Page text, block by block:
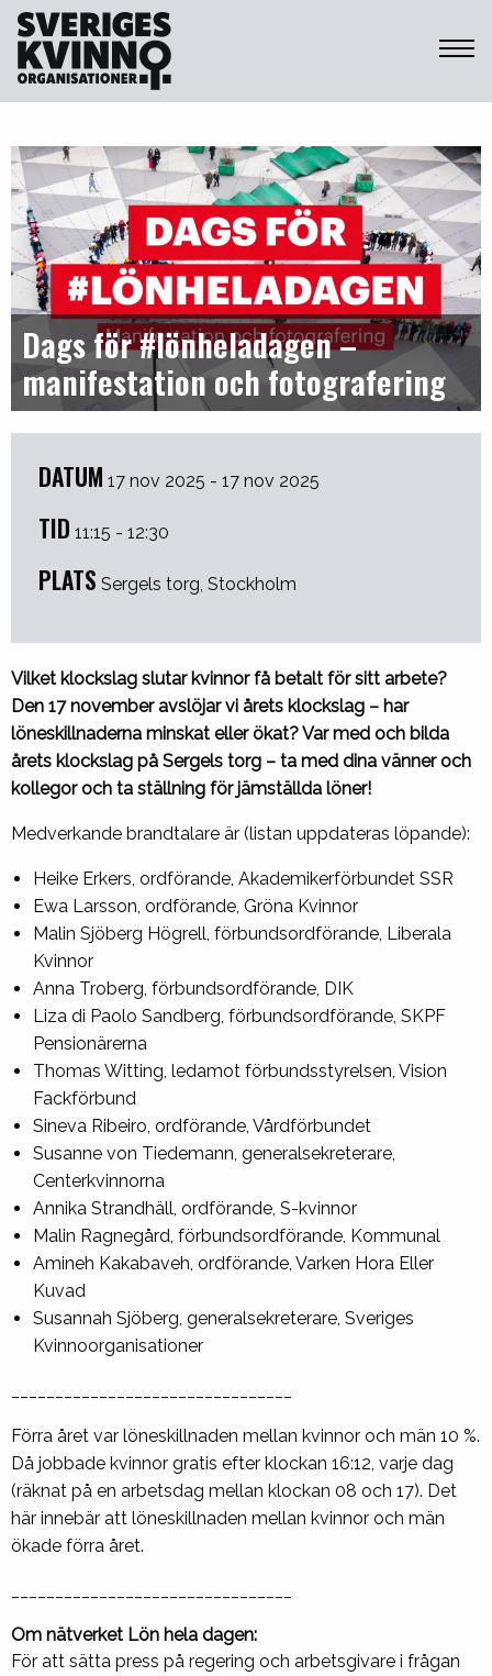
Sveriges Kvinnoorganisationer
Dags för #lönheladagen –
manifestation och fotografering
DATUM 17 nov 2025 - 17 nov 2025
TID 11:15 - 12:30
PLATS Sergels torg, Stockholm
Vilket klockslag slutar kvinnor få betalt för sitt arbete?
Den 17 november avslöjar vi årets klockslag – har
löneskillnaderna minskat eller ökat?Var med och bilda
årets klockslag på Sergels torg – ta med dina vänner och
kollegor och ta ställning för jämställda löner!
Medverkande brandtalare är (listan uppdateras löpande):
Heike Erkers, ordförande, Akademikerförbundet SSR
Ewa Larsson, ordförande, Gröna Kvinnor
Malin Sjöberg Högrell, förbundsordförande, Liberala
Kvinnor
Anna Troberg, förbundsordförande, DIK
Liza di Paolo Sandberg, förbundsordförande, SKPF
Pensionärerna
Thomas Witting, ledamot förbundsstyrelsen, Vision
Fackförbund
Sineva Ribeiro, ordförande, Vårdförbundet
Susanne von Tiedemann, generalsekreterare,
Centerkvinnorna
Annika Strandhäll, ordförande, S-kvinnor
Malin Ragnegård, förbundsordförande, Kommunal
Amineh Kakabaveh, ordförande, Varken Hora Eller
Kuvad
Susannah Sjöberg, generalsekreterare, Sveriges
Kvinnoorganisationer
Förra året var löneskillnaden mellan kvinnor och män 10 %.
Då jobbade kvinnor gratis efter klockan 16:12, varje dag
(räknat på en arbetsdag mellan klockan 08 och 17). Det
här innebär att löneskillnaden mellan kvinnor och män
ökade förra året.
Om nätverket Lön hela dagen:
För att sätta press på regering och arbetsgivare i frågan